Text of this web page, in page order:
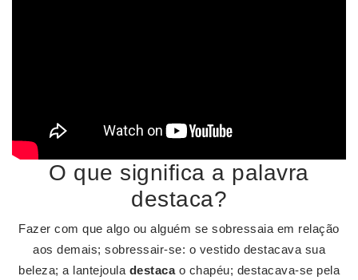
O que significa a palavra
destaca?
Fazer com que algo ou alguém se sobressaia em relação
aos demais; sobressair-se: o vestido destacava sua
beleza; a lantejoula destacao chapéu; destacava-se pela